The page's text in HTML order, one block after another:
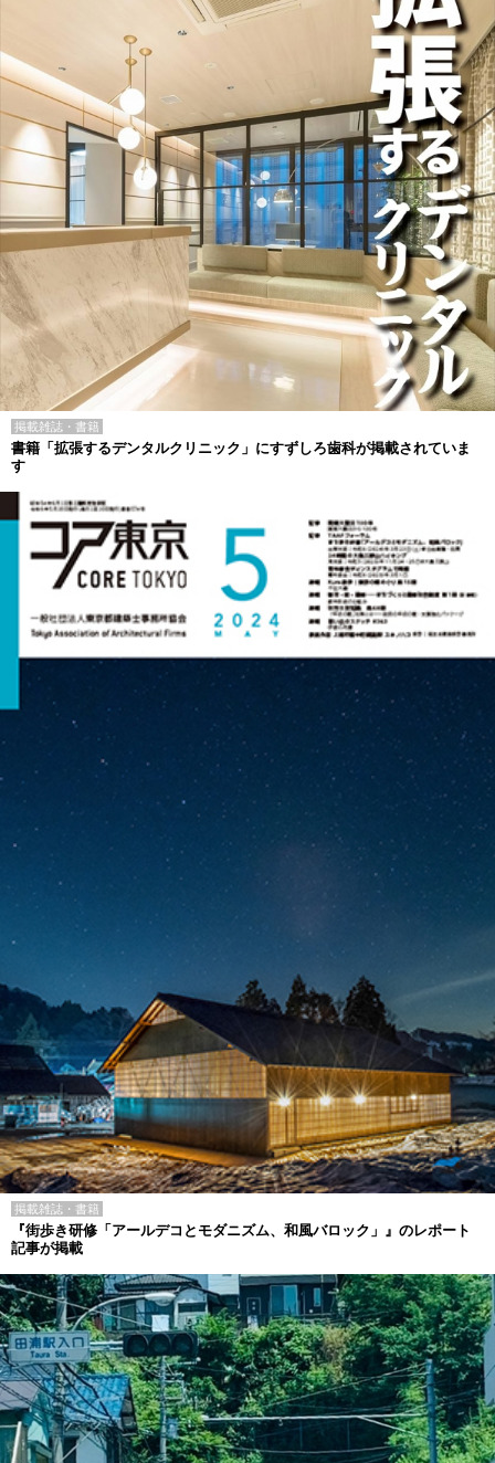
掲載雑誌・書籍
書籍「拡張するデンタルクリニック」にすずしろ歯科が掲載されていま
す
掲載雑誌・書籍
『街歩き研修「アールデコとモダニズム、和風バロック」』のレポート
記事が掲載